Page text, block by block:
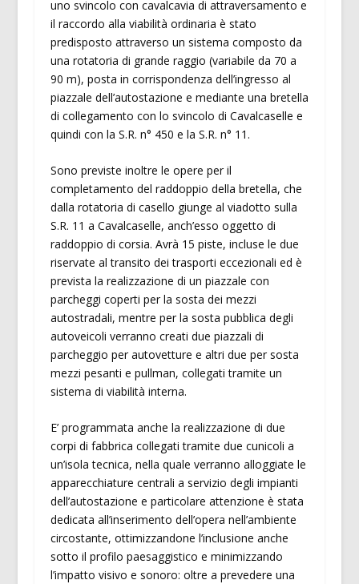
uno svincolo con cavalcavia di attraversamento e
il raccordo alla viabilità ordinaria è stato
predisposto attraverso un sistema composto da
una rotatoria di grande raggio (variabile da 70 a
90 m), posta in corrispondenza dell’ingresso al
piazzale dell’autostazione e mediante una bretella
di collegamento con lo svincolo di Cavalcaselle e
quindi con la S.R. n° 450 e la S.R. n° 11.
Sono previste inoltre le opere per il
completamento del raddoppio della bretella, che
dalla rotatoria di casello giunge al viadotto sulla
S.R. 11 a Cavalcaselle, anch’esso oggetto di
raddoppio di corsia. Avrà 15 piste, incluse le due
riservate al transito dei trasporti eccezionali ed è
prevista la realizzazione di un piazzale con
parcheggi coperti per la sosta dei mezzi
autostradali, mentre per la sosta pubblica degli
autoveicoli verranno creati due piazzali di
parcheggio per autovetture e altri due per sosta
mezzi pesanti e pullman, collegati tramite un
sistema di viabilità interna.
E’ programmata anche la realizzazione di due
corpi di fabbrica collegati tramite due cunicoli a
un’isola tecnica, nella quale verranno alloggiate le
apparecchiature centrali a servizio degli impianti
dell’autostazione e particolare attenzione è stata
dedicata all’inserimento dell’opera nell’ambiente
circostante, ottimizzandone l’inclusione anche
sotto il profilo paesaggistico e minimizzando
l’impatto visivo e sonoro: oltre a prevedere una